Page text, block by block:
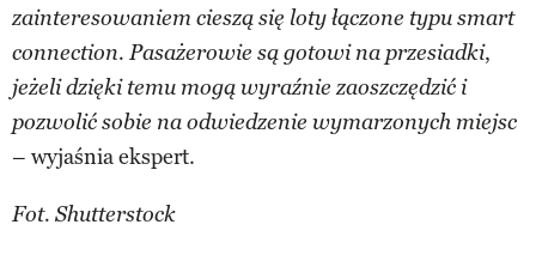
zainteresowaniem cieszą się loty łączone typu smart
connection. Pasażerowie są gotowi na przesiadki,
jeżeli dzięki temu mogą wyraźnie zaoszczędzić i
pozwolić sobie na odwiedzenie wymarzonych miejsc
– wyjaśnia ekspert.
Fot. Shutterstock